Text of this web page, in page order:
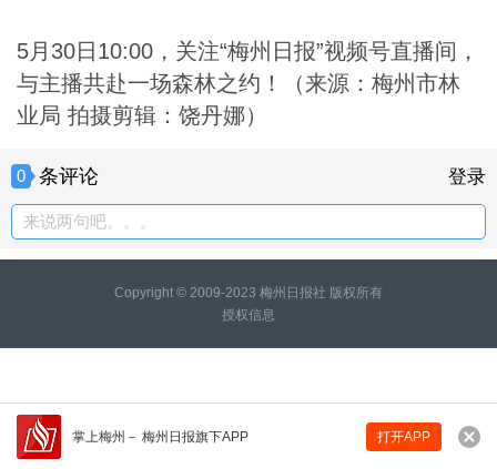
掌上梅州 － 梅州日报旗下APP 打开APP
5月30日10:00，关注“梅州日报”视频号直播间，
与主播共赴一场森林之约！（来源：梅州市林
业局 拍摄剪辑：饶丹娜）
0 条评论 登录
来说两句吧。。。
来说两句吧...
Copyright © 2009-2023 梅州日报社 版权所有
授权信息